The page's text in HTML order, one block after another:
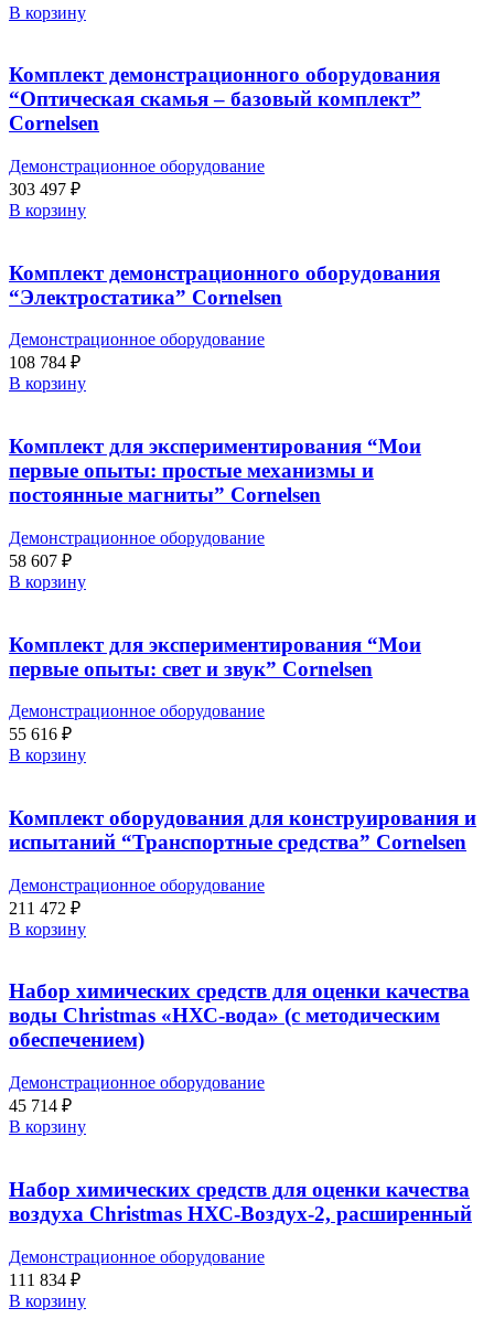
В корзину
Комплект демонстрационного оборудования
“Оптическая скамья – базовый комплект”
Cornelsen
Демонстрационное оборудование
303 497 ₽
В корзину
Комплект демонстрационного оборудования
“Электростатика” Cornelsen
Демонстрационное оборудование
108 784 ₽
В корзину
Комплект для экспериментирования “Мои
первые опыты: простые механизмы и
постоянные магниты” Cornelsen
Демонстрационное оборудование
58 607 ₽
В корзину
Комплект для экспериментирования “Мои
первые опыты: свет и звук” Cornelsen
Демонстрационное оборудование
55 616 ₽
В корзину
Комплект оборудования для конструирования и
испытаний “Транспортные средства” Cornelsen
Демонстрационное оборудование
211 472 ₽
В корзину
Набор химических средств для оценки качества
воды Christmas «НХС-вода» (с методическим
обеспечением)
Демонстрационное оборудование
45 714 ₽
В корзину
Набор химических средств для оценки качества
воздуха Christmas НХС-Воздух-2, расширенный
Демонстрационное оборудование
111 834 ₽
В корзину